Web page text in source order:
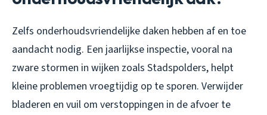
Zelfs onderhoudsvriendelijke daken hebben af en toe
aandacht nodig. Een jaarlijkse inspectie, vooral na
zware stormen in wijken zoals Stadspolders, helpt
kleine problemen vroegtijdig op te sporen. Verwijder
bladeren en vuil om verstoppingen in de afvoer te